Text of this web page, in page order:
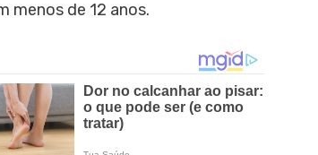
menos de 12 anos.